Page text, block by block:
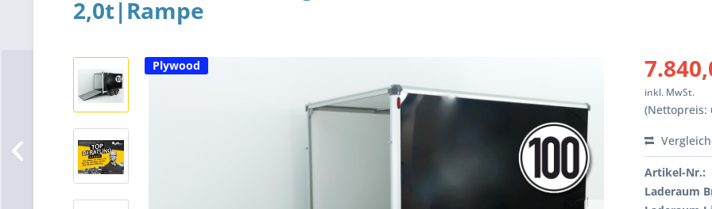
2,0t|Rampe
Plywood
inkl. MwSt.
(Nettopreis:
Artikel-Nr.:
Laderaum